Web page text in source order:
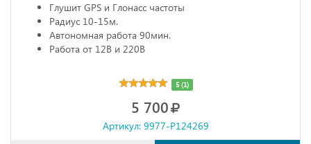
Глушит GPS и Глонасс частоты
Радиус 10-15м.
Автономная работа 90мин.
Работа от 12В и 220В
5 (1)
5 700
Артикул: 9977-P124269